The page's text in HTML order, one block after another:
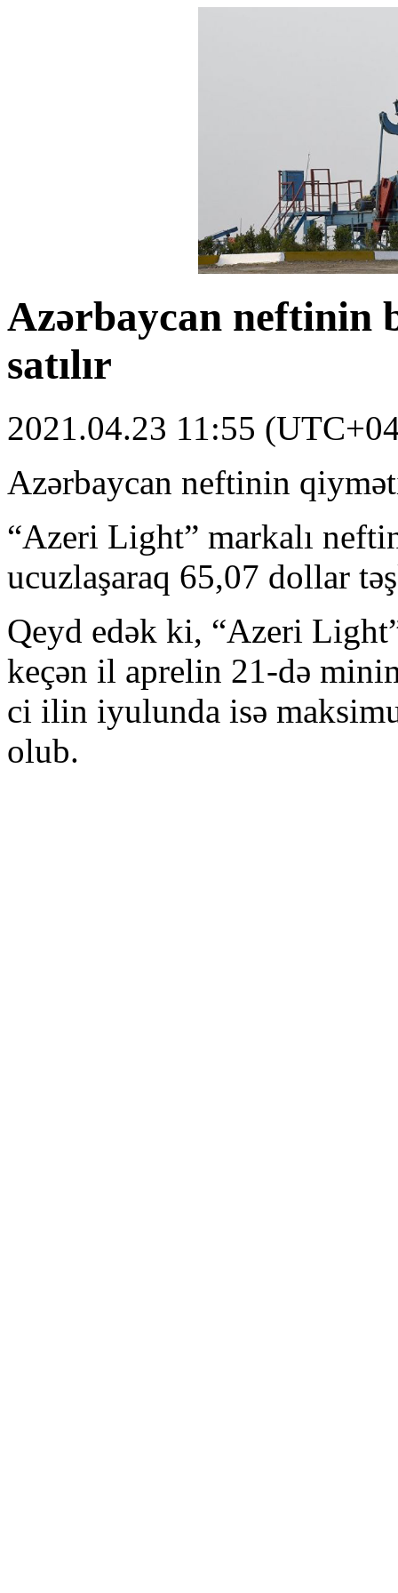
Azərbaycan neftinin
satılır
2021.04.23 11:55
Azərbaycan neftinin
“Azeri Light” markalı
ucuzlaşaraq 65,07 dollar
Qeyd edək ki, “Azeri
keçən il aprelin 21-də
ci ilin iyulunda isə
olub.